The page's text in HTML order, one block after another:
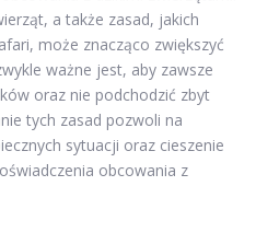
a także zasad, jakich
może znacząco zwiększyć
ważne jest, aby zawsze
oraz nie podchodzić zbyt
tych zasad pozwoli na
sytuacji oraz cieszenie
obcowania z